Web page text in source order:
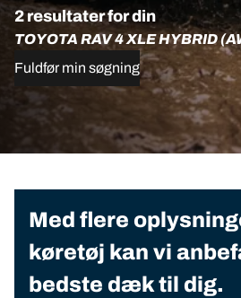
2 resultater for din
TOYOTA RAV 4 XLE HYBRID
Fuldfør min søgning
Med flere
køretøj kan vi
bedste dæk til dig.